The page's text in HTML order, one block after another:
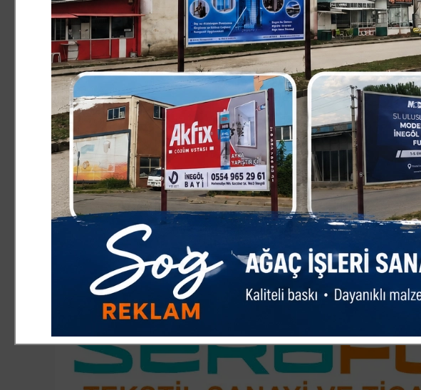
yönetmenlerle doğrudan temas kurarak sinema üretim sürecine dair bilgi
Film gösterimine, yoğun katılım
Bursa Sinema Günleri kapsamında Irgandı Köprüsü’nde düzenlenen Oscar
gösterimi, vatandaşların yoğun katılımıyla yapıldı. Yönetmenliğini Damien
Gosling ile Emma Stone’un yer aldığı romantik müzikal film, oyunculuk hayali
aşk ve hayallerle örülü hikâyesini beyaz perdeye taşıdı. Açık hava
birleşen gösterim, izleyenlere unutulmaz bir sinema akşamı yaşattı.